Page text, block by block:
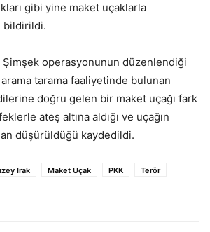
gibi yine maket uçaklarla
bildirildi.
Şimşek operasyonunun düzenlendiği
tarama faaliyetinde bulunan
doğru gelen bir maket uçağı fark
ateş altına aldığı ve uçağın
düşürüldüğü kaydedildi.
Irak Maket Uçak PKK
Terör